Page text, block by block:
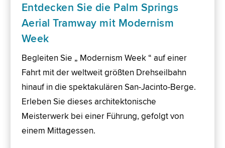
Entdecken Sie die Palm Springs
Aerial Tramway mit Modernism
Week
Begleiten Sie „ Modernism Week “ auf einer
Fahrt mit der weltweit größten Drehseilbahn
hinauf in die spektakulären San-Jacinto-Berge.
Erleben Sie dieses architektonische
Meisterwerk bei einer Führung, gefolgt von
einem Mittagessen.